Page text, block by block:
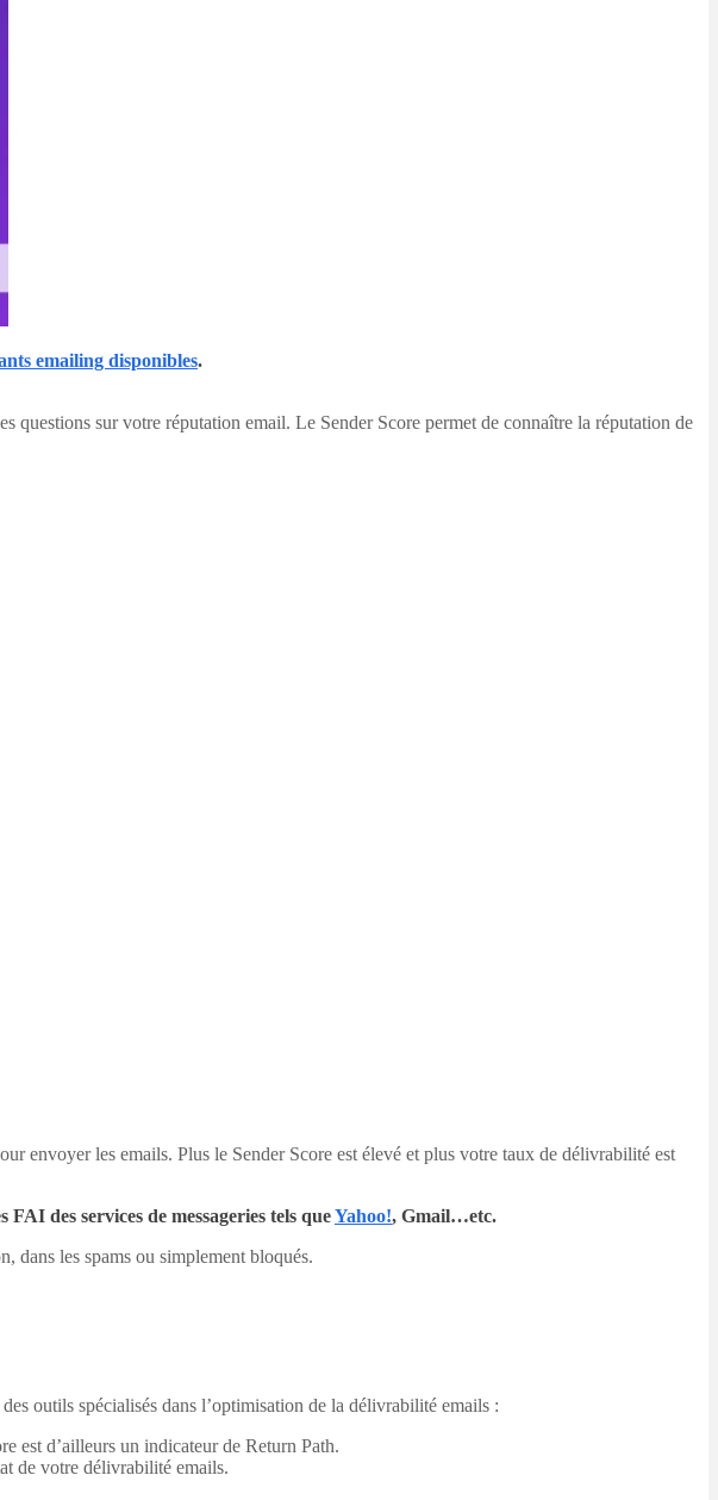
emailing disponibles.
questions sur votre réputation email. Le Sender Score permet de connaître la réputation de
envoyer les emails. Plus le Sender Score est élevé et plus votre taux de délivrabilité est
des services de messageries tels queYahoo!, Gmail…etc.
dans les spams ou simplement bloqués.
outils spécialisés dans l’optimisation de la délivrabilité emails :
est d’ailleurs un indicateur de Return Path.
de votre délivrabilité emails.